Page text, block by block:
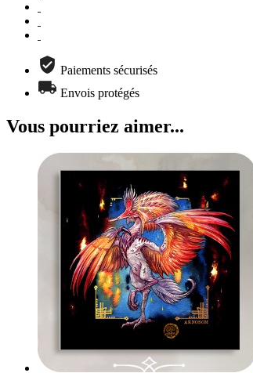
Paiements sécurisés
Envois protégés
Vous pourriez aimer...